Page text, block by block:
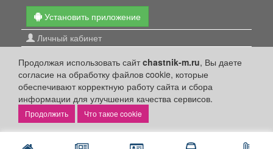
Продолжая использовать сайтchastnik-m.ru, Вы даете
согласие на обработку файлов cookie, которые
обеспечивают корректную работу сайта и сбора
информации для улучшения качества сервисов.
Что такое cookie
Установить приложение
Личный кабинет
Подать объявление в газету
Поздравить
Скачать газету "Частник-М"
Рекламодателям: